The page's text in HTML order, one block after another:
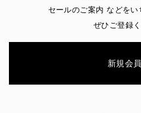
セールのご案内 などをい
ぜひご登録く
新規会